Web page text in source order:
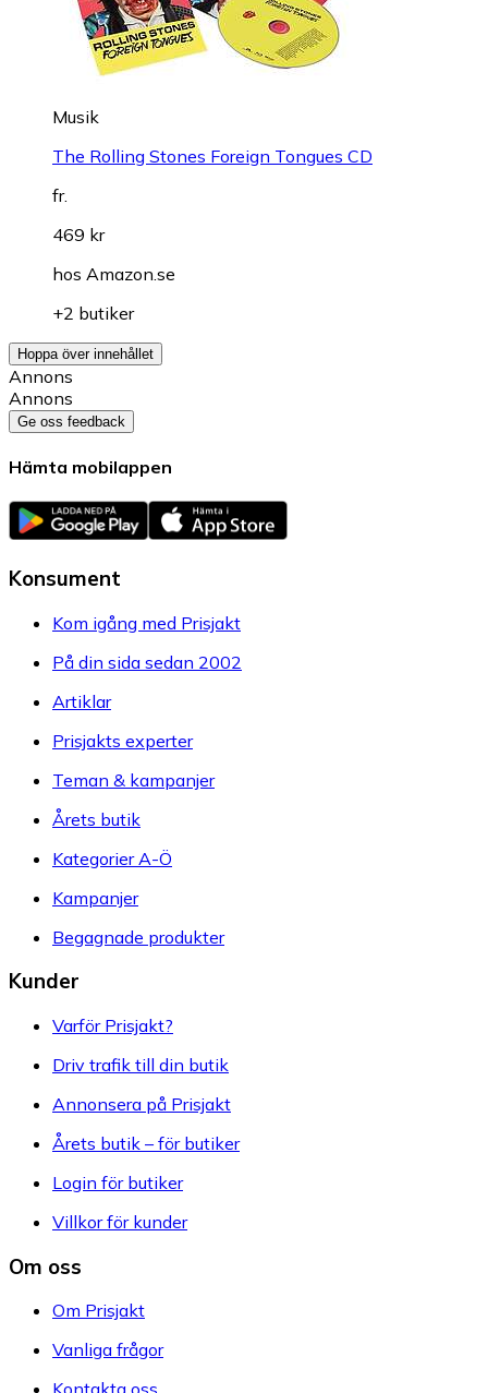
Musik
The Rolling Stones Foreign Tongues CD
fr.
469 kr
hos Amazon.se
+2 butiker
Hoppa över innehållet
Annons
Annons
Ge oss feedback
Hämta mobilappen
Konsument
Kom igång med Prisjakt
På din sida sedan 2002
Artiklar
Prisjakts experter
Teman & kampanjer
Årets butik
Kategorier A-Ö
Kampanjer
Begagnade produkter
Kunder
Varför Prisjakt?
Driv trafik till din butik
Annonsera på Prisjakt
Årets butik – för butiker
Login för butiker
Villkor för kunder
Om oss
Om Prisjakt
Vanliga frågor